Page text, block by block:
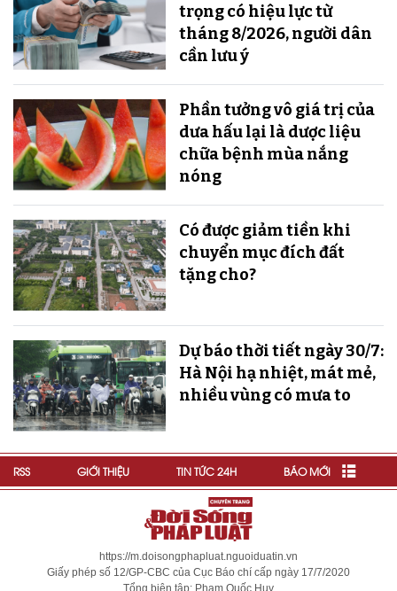
trọng có hiệu lực từ
tháng 8/2026, người dân
cần lưu ý
Phần tưởng vô giá trị của
dưa hấu lại là dược liệu
chữa bệnh mùa nắng
nóng
Có được giảm tiền khi
chuyển mục đích đất
tặng cho?
Dự báo thời tiết ngày 30/7:
Hà Nội hạ nhiệt, mát mẻ,
nhiều vùng có mưa to
RSS GIỚI THIỆU TIN TỨC 24H BÁO MỚI
https://m.doisongphapluat.nguoiduatin.vn
Giấy phép số 12/GP-CBC của Cục Báo chí cấp ngày 17/7/2020
Tổng biên tập: Phạm Quốc Huy